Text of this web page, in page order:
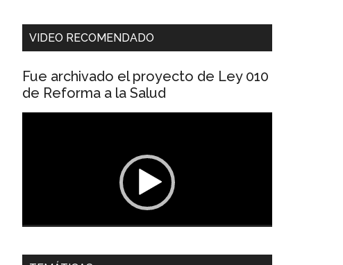
VIDEO RECOMENDADO
Fue archivado el proyecto de Ley 010
de Reforma a la Salud
Dra. Carolina Corcho Mejía,